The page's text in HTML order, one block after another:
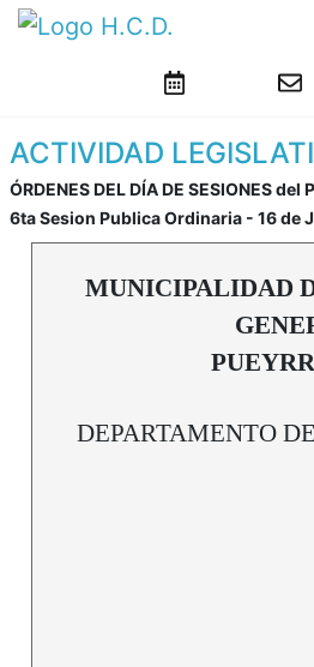
ACTIVIDAD
ÓRDENES DEL DÍA DE SESIONES del
6ta Sesion Publica Ordinaria - 16 de
MUNICIPALIDAD
DEPARTAMENTO